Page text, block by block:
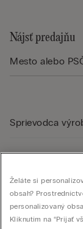
Nájsť predajňu
Sprievodca
Právna oblasť
Želáte si
obsah?
personalizovaný
Kliknutím na “Prijať